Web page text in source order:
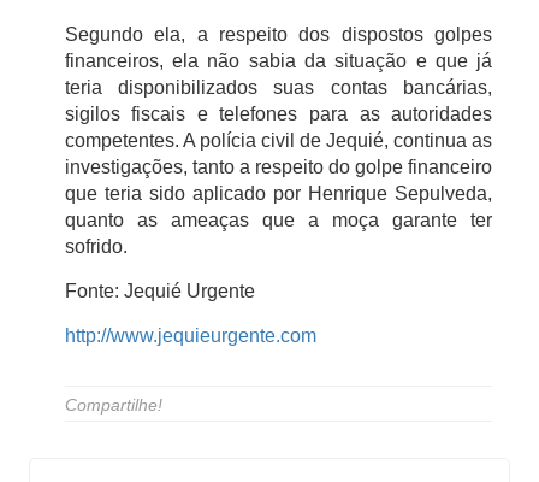
Segundo ela, a respeito dos dispostos golpes
financeiros, ela não sabia da situação e que já
teria disponibilizados suas contas bancárias,
sigilos fiscais e telefones para as autoridades
competentes. A polícia civil de Jequié, continua as
investigações, tanto a respeito do golpe financeiro
que teria sido aplicado por Henrique Sepulveda,
quanto as ameaças que a moça garante ter
sofrido.
Fonte: Jequié Urgente
http://www.jequieurgente.com
Compartilhe!